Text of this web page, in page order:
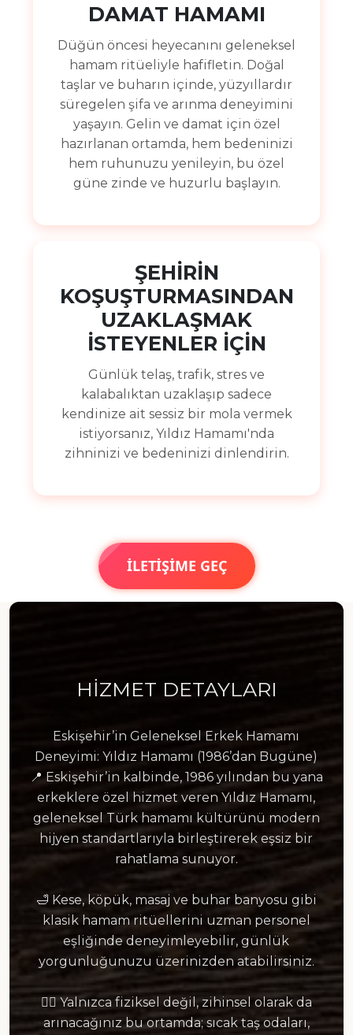
DAMAT HAMAMI
Düğün öncesi heyecanını geleneksel
hamam ritüeliyle hafifletin. Doğal
taşlar ve buharın içinde, yüzyıllardır
süregelen şifa ve arınma deneyimini
yaşayın. Gelin ve damat için özel
hazırlanan ortamda, hem bedeninizi
hem ruhunuzu yenileyin, bu özel
güne zinde ve huzurlu başlayın.
ŞEHİRİN
KOŞUŞTURMASINDAN
UZAKLAŞMAK
İSTEYENLER İÇİN
Günlük telaş, trafik, stres ve
kalabalıktan uzaklaşıp sadece
kendinize ait sessiz bir mola vermek
istiyorsanız, Yıldız Hamamı'nda
zihninizi ve bedeninizi dinlendirin.
İLETİŞİME GEÇ
HİZMET DETAYLARI
Eskişehir’in Geleneksel Erkek Hamamı
Deneyimi: Yıldız Hamamı (1986’dan Bugüne)
📍 Eskişehir’in kalbinde, 1986 yılından bu yana
erkeklere özel hizmet veren Yıldız Hamamı,
geleneksel Türk hamamı kültürünü modern
hijyen standartlarıyla birleştirerek eşsiz bir
rahatlama sunuyor.
🛁 Kese, köpük, masaj ve buhar banyosu gibi
klasik hamam ritüellerini uzman personel
eşliğinde deneyimleyebilir, günlük
yorgunluğunuzu üzerinizden atabilirsiniz.
💆‍♂️ Yalnızca fiziksel değil, zihinsel olarak da
arınacağınız bu ortamda; sıcak taş odaları,